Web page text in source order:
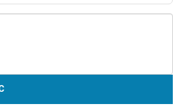
thiết kế với mật độ diode cao nên khả